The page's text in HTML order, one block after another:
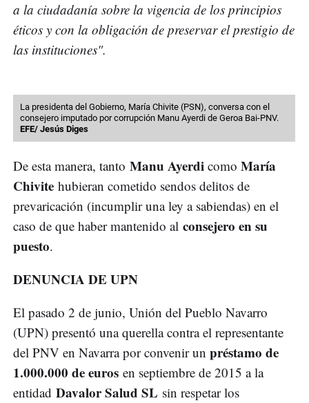
a la ciudadanía sobre la vigencia de los principios
éticos y con la obligación de preservar el prestigio de
las instituciones".
La presidenta del Gobierno, María Chivite (PSN), conversa con el
consejero imputado por corrupción Manu Ayerdi de Geroa Bai-PNV.
EFE/ Jesús Diges
De esta manera, tanto Manu Ayerdi como María
Chivite hubieran cometido sendos delitos de
prevaricación (incumplir una ley a sabiendas) en el
caso de que haber mantenido al consejero en su
puesto.
DENUNCIA DE UPN
El pasado 2 de junio, Unión del Pueblo Navarro
(UPN) presentó una querella contra el representante
del PNV en Navarra por convenir un préstamo de
1.000.000 de euros en septiembre de 2015 a la
entidad Davalor Salud SL sin respetar los